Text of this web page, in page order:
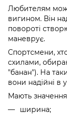
Любителям
вигином. Він
повороті
маневрує.
Спортсмени,
схилами,
"банан"). На
вони надійні в
Мають
ширина;